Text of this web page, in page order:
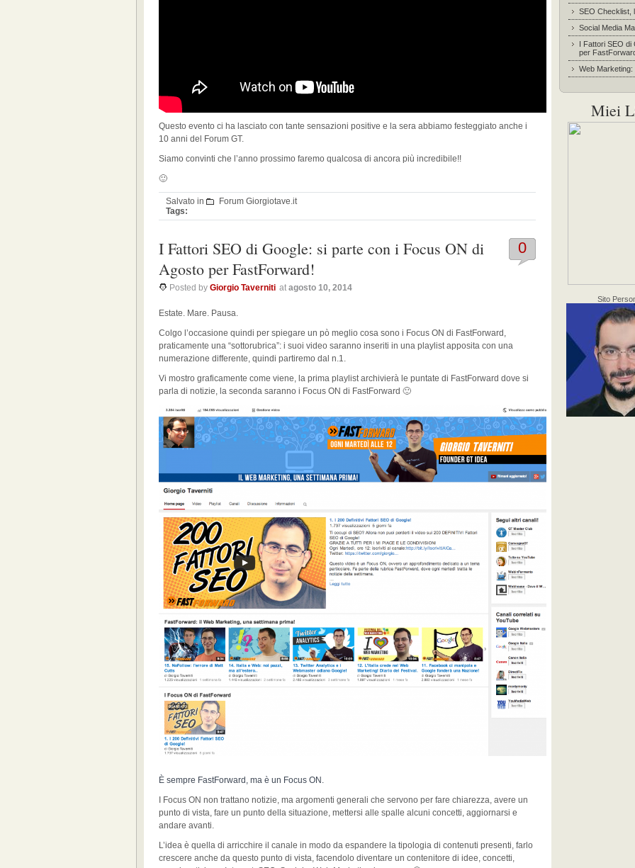
Questo evento ci ha lasciato con tante sensazioni positive e la sera abbiamo festeggiato anche i
10 anni del Forum GT.
Siamo convinti che l’anno prossimo faremo qualcosa di ancora più incredibile!!
🙂
Salvato in
Forum Giorgiotave.it
Tags:
0
I Fattori SEO di Google: si parte con i Focus ON di
Agosto per FastForward!
Posted by Giorgio Taverniti at agosto 10, 2014
Estate. Mare. Pausa.
Colgo l’occasione quindi per spiegare un pò meglio cosa sono i Focus ON di FastForward,
praticamente una “sottorubrica”: i suoi video saranno inseriti in una playlist apposita con una
numerazione differente, quindi partiremo dal n.1.
Vi mostro graficamente come viene, la prima playlist archivierà le puntate di FastForward dove si
parla di notizie, la seconda saranno i Focus ON di FastForward 🙂
È sempre FastForward, ma è un Focus ON.
I Focus ON non trattano notizie, ma argomenti generali che servono per fare chiarezza, avere un
punto di vista, fare un punto della situazione, mettersi alle spalle alcuni concetti, aggiornarsi e
andare avanti.
L’idea è quella di arricchire il canale in modo da espandere la tipologia di contenuti presenti, farlo
crescere anche da questo punto di vista, facendolo diventare un contenitore di idee, concetti,
SEO Checklist,
Social Media
I Fattori SEO di
per
Web Marketing:
Miei
Sito